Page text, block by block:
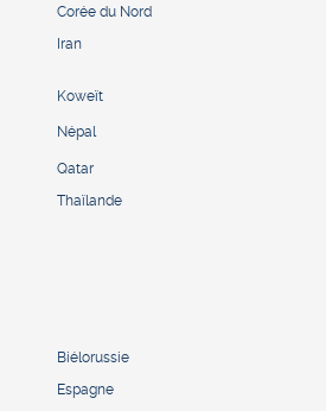
Corée du Nord
Iran
Koweït
Népal
Qatar
Thaïlande
Biélorussie
Espagne